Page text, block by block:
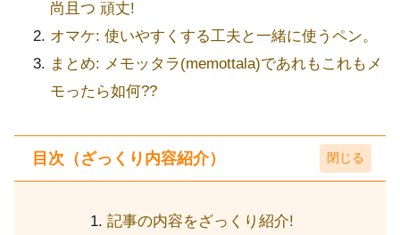
尚且つ 頑丈!
オマケ: 使いやすくする工夫と一緒に使うペン。
まとめ: メモッタラ(memottala)であれもこれもメ
モったら如何??
目次（ざっくり内容紹介）
記事の内容をざっくり紹介!